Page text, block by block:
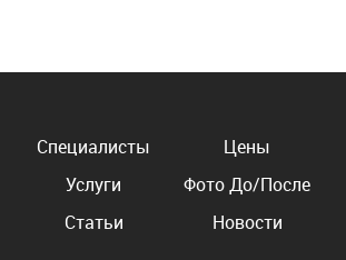
Специалисты
Цены
Услуги
Фото До/После
Статьи
Новости